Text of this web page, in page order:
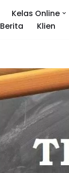
Kelas Online
Berita Klien